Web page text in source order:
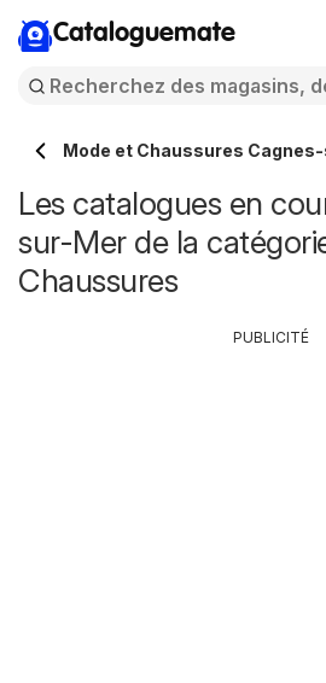
Cataloguemate
Mode et Chaussures
Les catalogues en
sur-Mer de la
Chaussures
PUBLICITÉ